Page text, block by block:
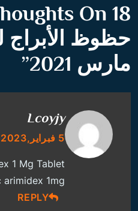
18 Thoughts On “
مارس 2021
”
Lcoyjy
5 فبراير,2023 AT 11:28 ص
1 Mg Tablet
arimidex 1mg
REPLY